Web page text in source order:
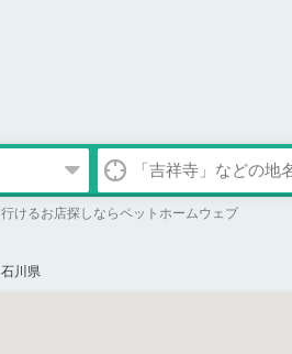
けるお店探しならペットホームウェブ
石川県